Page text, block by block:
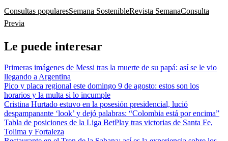
Consultas popularesSemana SostenibleRevista SemanaConsulta
Previa
Le puede interesar
Primeras imágenes de Messi tras la muerte de su papá: así se le vio
llegando a Argentina
Pico y placa regional este domingo 9 de agosto: estos son los
horarios y la multa si lo incumple
Cristina Hurtado estuvo en la posesión presidencial, lució
despampanante ‘look’ y dejó palabras: “Colombia está por encima”
Tabla de posiciones de la Liga BetPlay tras victorias de Santa Fe,
Tolima y Fortaleza